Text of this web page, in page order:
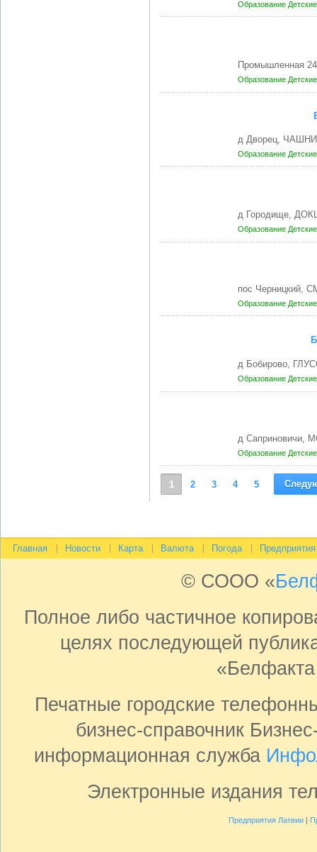
Образование
Промышленная
Образование
д Дворец,
Образование
д Городище,
Образование
пос Черницкий,
Образование
д Бобирово,
Образование
д Саприновичи,
Образование
1 2 3 4 5
Главная Новости Карта Валюта Погода Предприятия
© СООО «
Полное либо частичное
целях последующей
Печатные городские
бизнес-справочник
информационная служба
Электронные издания
Предприятия Латвии|